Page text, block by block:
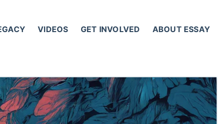
VIDEOS GET INVOLVED ABOUT ESSAY